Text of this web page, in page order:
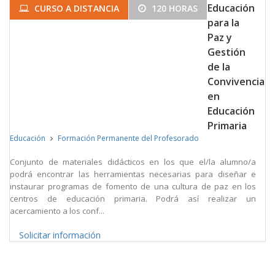
CURSO A DISTANCIA 120 HORAS
Educación
para la
Paz y
Gestión
de la
Convivencia
en
Educación
Primaria
Educación Formación Permanente del Profesorado
Conjunto de materiales didácticos en los que el/la alumno/a
podrá encontrar las herramientas necesarias para diseñar e
instaurar programas de fomento de una cultura de paz en los
centros de educación primaria. Podrá así realizar un
acercamiento a los conf...
Solicitar información